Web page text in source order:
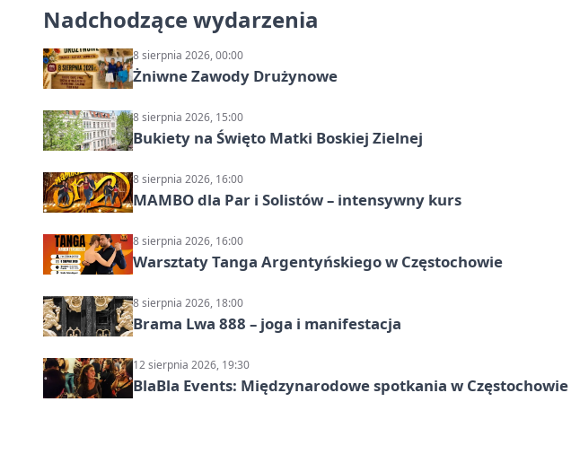
Nadchodzące wydarzenia
8 sierpnia 2026, 00:00
Żniwne Zawody Drużynowe
8 sierpnia 2026, 15:00
Bukiety na Święto Matki Boskiej Zielnej
8 sierpnia 2026, 16:00
MAMBO dla Par i Solistów – intensywny kurs
8 sierpnia 2026, 16:00
Warsztaty Tanga Argentyńskiego w Częstochowie
8 sierpnia 2026, 18:00
Brama Lwa 888 – joga i manifestacja
12 sierpnia 2026, 19:30
BlaBla Events: Międzynarodowe spotkania w Częstochowie